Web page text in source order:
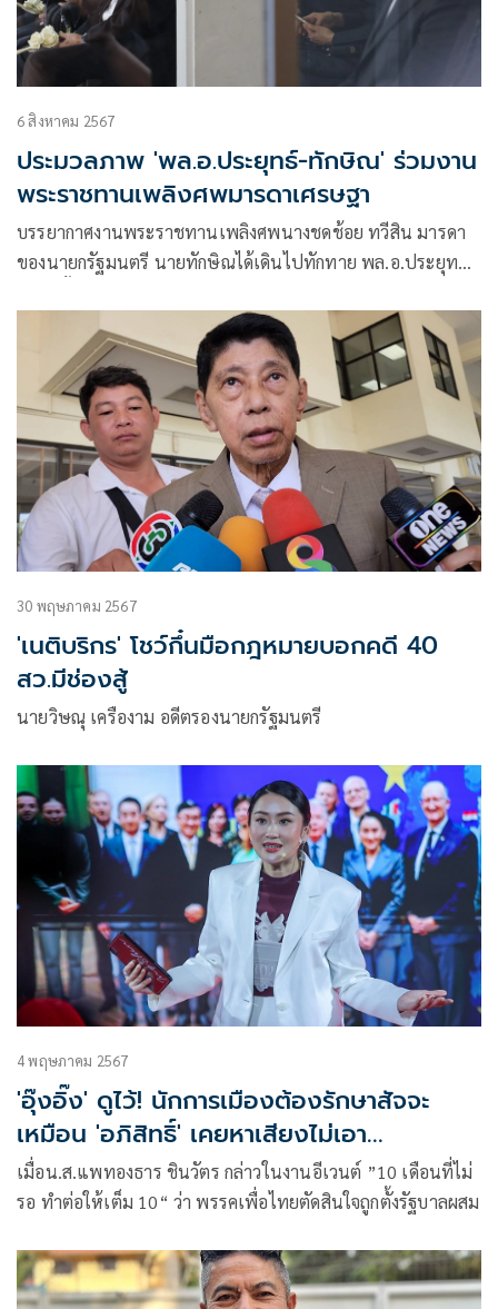
6 สิงหาคม 2567
ประมวลภาพ 'พล.อ.ประยุทธ์-ทักษิณ' ร่วมงาน
พระราชทานเพลิงศพมารดาเศรษฐา
บรรยากาศงานพระราชทานเพลิงศพนางชดช้อย ทวีสิน มารดา
ของนายกรัฐมนตรี นายทักษิณได้เดินไปทักทาย พล.อ.ประยุทธ์
30 พฤษภาคม 2567
'เนติบริกร' โชว์กึ๋นมือกฎหมายบอกคดี 40
สว.มีช่องสู้
นายวิษณุ เครืองาม อดีตรองนายกรัฐมนตรี
4 พฤษภาคม 2567
'อุ๊งอิ๊ง' ดูไว้! นักการเมืองต้องรักษาสัจจะ
เหมือน 'อภิสิทธิ์' เคยหาเสียงไม่เอา
พล.อ.ประยุทธ์
เมื่อน.ส.แพทองธาร ชินวัตร กล่าวในงานอีเวนต์ ”10 เดือนที่ไม่
รอ ทำต่อให้เต็ม 10“ ว่า พรรคเพื่อไทยตัดสินใจถูกตั้งรัฐบาลผสม